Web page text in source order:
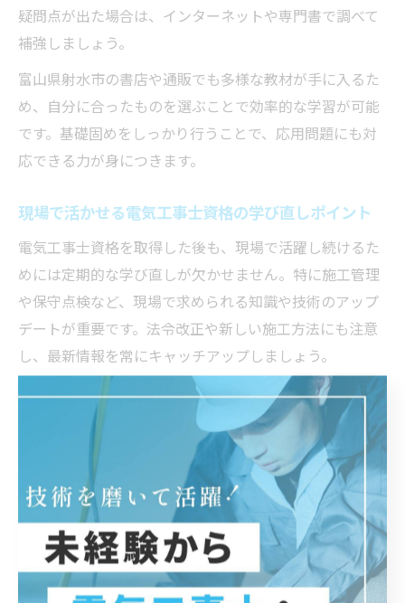
疑問点が出た場合は、インターネットや専門書で調べて
補強しましょう。
富山県射水市の書店や通販でも多様な教材が手に入るた
め、自分に合ったものを選ぶことで効率的な学習が可能
です。基礎固めをしっかり行うことで、応用問題にも対
応できる力が身につきます。
現場で活かせる電気工事士資格の学び直しポイント
電気工事士資格を取得した後も、現場で活躍し続けるた
めには定期的な学び直しが欠かせません。特に施工管理
や保守点検など、現場で求められる知識や技術のアップ
デートが重要です。法令改正や新しい施工方法にも注意
し、最新情報を常にキャッチアップしましょう。
学び直しのポイントとしては、現場での実体験をもとに
「苦手分野を洗い出す」「新しい施工機器や工具の使い
方を習得する」ことが挙げられます。また、富山県射水
市内の現場では、地域特有の設備や気候への対応力も必
要となるため、地元の施工事例や先輩技術者のアドバイ
スを参考にするのも効果的です。
資格取得後も自ら学ぶ姿勢を持ち続けることで、現場で
の信頼やキャリアアップにつながります。定期的なスキ